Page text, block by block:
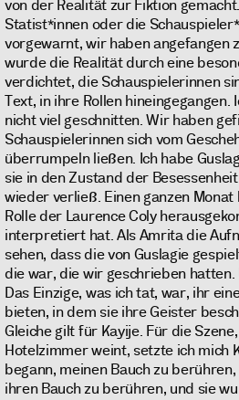
von der Realität zur Fiktion
Statist*innen oder die
vorgewarnt, wir haben angefangen
wurde die Realität durch eine
verdichtet, die Schauspielerinnen
Text, in ihre Rollen hineingegangen.
nicht viel geschnitten. Wir haben
Schauspielerinnen sich vom
überrumpeln ließen. Ich habe
sie in den Zustand der
wieder verließ. Einen ganzen
Rolle der Laurence Coly
interpretiert hat. Als Amrita die
sehen, dass die von Guslagie
die war, die wir geschrieben
Das Einzige, was ich tat, war, ihr
bieten, in dem sie ihre Geister
Gleiche gilt für Kayije. Für die
Hotelzimmer weint, setzte ich mich
begann, meinen Bauch zu
ihren Bauch zu berühren, und sie